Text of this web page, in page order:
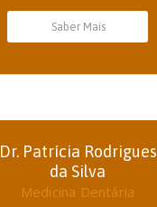
Saber Mais
Dr. Patrícia Rodrigues
da Silva
Medicina Dentária